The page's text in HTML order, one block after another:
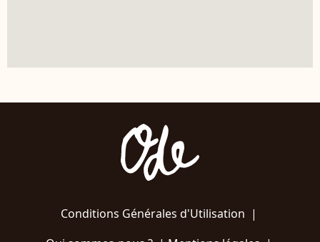
Conditions Générales d'Utilisation |